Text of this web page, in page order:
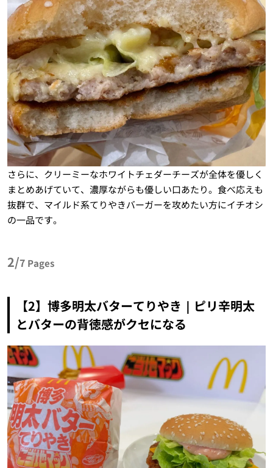
さらに、クリーミーなホワイトチェダーチーズが全体を優しく
まとめあげていて、濃厚ながらも優しい口あたり。食べ応えも
抜群で、マイルド系てりやきバーガーを攻めたい方にイチオシ
の一品です。
2/7 Pages
【2】博多明太バターてりやき｜ピリ辛明太
とバターの背徳感がクセになる